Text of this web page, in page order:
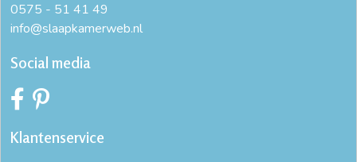
0575 - 51 41 49
info@slaapkamerweb.nl
Social media
Klantenservice